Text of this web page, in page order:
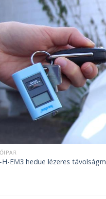
H-EM3 hedue lézeres